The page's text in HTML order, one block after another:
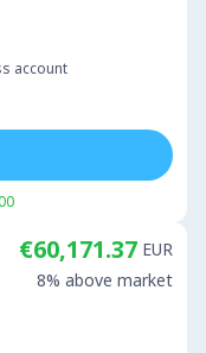
account
€60,171.37 EUR
8% above market